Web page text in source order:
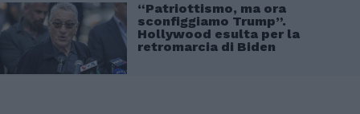
“Patriottismo, ma ora
sconfiggiamo Trump”.
Hollywood esulta per la
retromarcia di Biden